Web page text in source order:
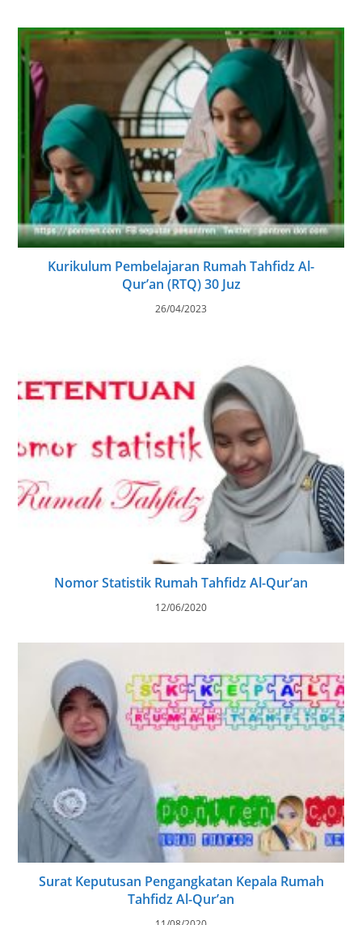
Kurikulum Pembelajaran Rumah Tahfidz Al-
Qur’an (RTQ) 30 Juz
26/04/2023
Nomor Statistik Rumah Tahfidz Al-Qur’an
12/06/2020
Surat Keputusan Pengangkatan Kepala Rumah
Tahfidz Al-Qur’an